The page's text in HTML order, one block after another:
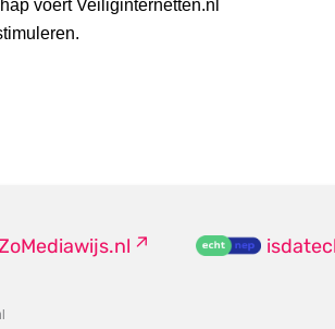
voert Veiliginternetten.nl